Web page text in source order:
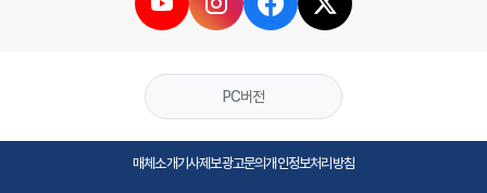
PC버전
매체소개기사제보광고문의개인정보처리방침